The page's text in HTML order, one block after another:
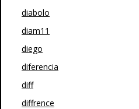
diabolo
diam11
diego
diferencia
diff
diffrence